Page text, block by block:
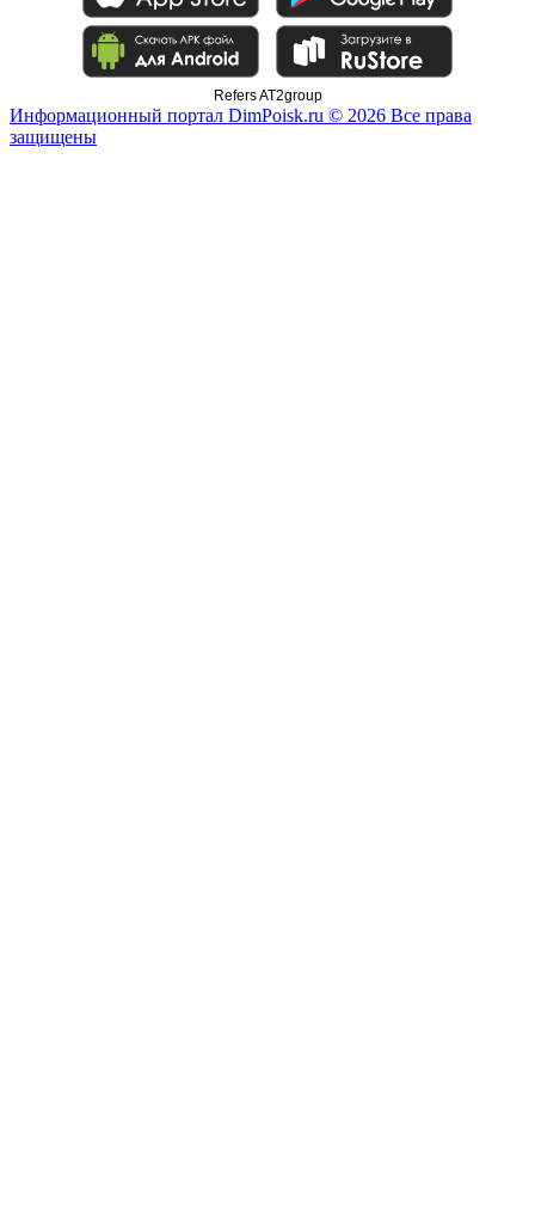
Refers AT2group
Информационный портал DimPoisk.ru © 2026 Все права
защищены